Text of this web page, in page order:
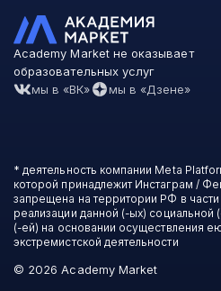
Academy Market не оказывает
образовательных услуг
мы в «ВК»
мы в «Дзене»
* деятельность компании Meta
которой принадлежит Инстаграм /
запрещена на территории РФ в части
реализации данной (-ых) социальной
(-ей) на основании осуществления
экстремистской деятельности
© 2026 Academy Market